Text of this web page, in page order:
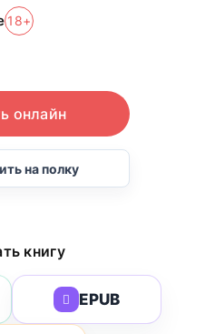
18+
онлайн
на полку
книгу
EPUB